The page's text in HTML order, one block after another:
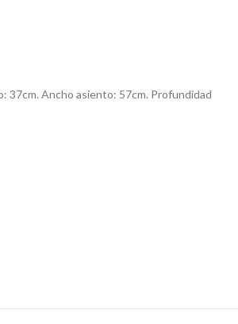
37cm. Ancho asiento: 57cm. Profundidad